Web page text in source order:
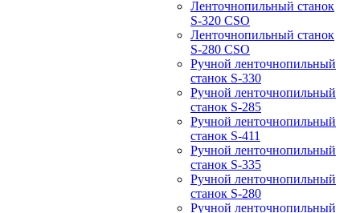
Ленточнопильный станок
S-320 CSO
Ленточнопильный станок
S-280 CSO
Ручной ленточнопильный
станок S-330
Ручной ленточнопильный
станок S-285
Ручной ленточнопильный
станок S-411
Ручной ленточнопильный
станок S-335
Ручной ленточнопильный
станок S-280
Ручной ленточнопильный